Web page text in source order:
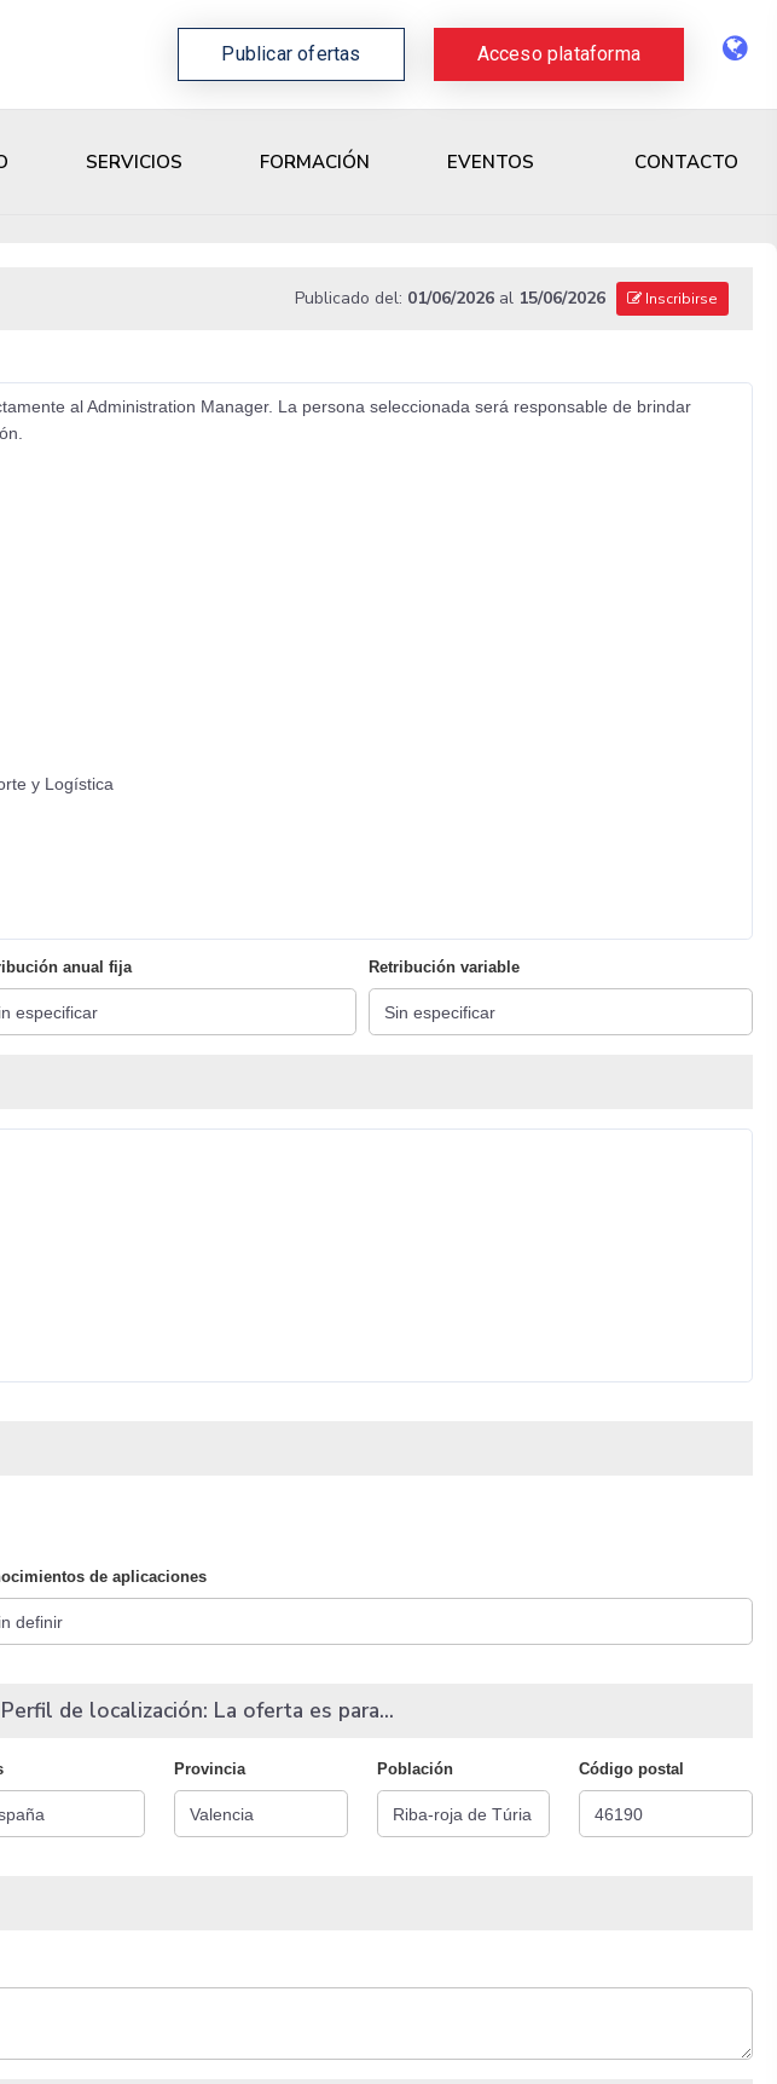
Publicar ofertas Acceso plataforma
SERVICIOS FORMACIÓN EVENTOS CONTACTO
Publicado del: 01/06/2026al 15/06/2026 Inscribirse
al Administration Manager. La persona seleccionada será responsable de brindar
y Logística
anual fija Retribución variable
de aplicaciones
Perfil de localización: La oferta es para...
Provincia Población Código postal